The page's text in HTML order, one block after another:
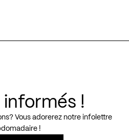
informés !
Vous adorerez notre infolettre
!